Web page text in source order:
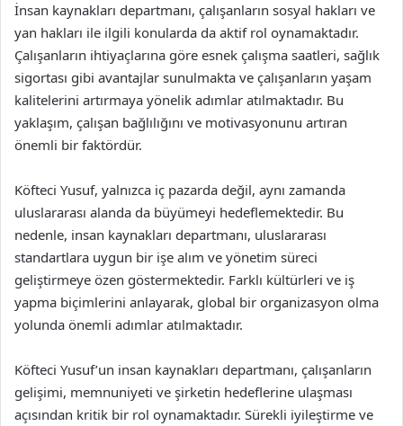
İnsan kaynakları departmanı, çalışanların sosyal hakları ve
yan hakları ile ilgili konularda da aktif rol oynamaktadır.
Çalışanların ihtiyaçlarına göre esnek çalışma saatleri, sağlık
sigortası gibi avantajlar sunulmakta ve çalışanların yaşam
kalitelerini artırmaya yönelik adımlar atılmaktadır. Bu
yaklaşım, çalışan bağlılığını ve motivasyonunu artıran
önemli bir faktördür.
Köfteci Yusuf, yalnızca iç pazarda değil, aynı zamanda
uluslararası alanda da büyümeyi hedeflemektedir. Bu
nedenle, insan kaynakları departmanı, uluslararası
standartlara uygun bir işe alım ve yönetim süreci
geliştirmeye özen göstermektedir. Farklı kültürleri ve iş
yapma biçimlerini anlayarak, global bir organizasyon olma
yolunda önemli adımlar atılmaktadır.
Köfteci Yusuf’un insan kaynakları departmanı, çalışanların
gelişimi, memnuniyeti ve şirketin hedeflerine ulaşması
açısından kritik bir rol oynamaktadır. Sürekli iyileştirme ve